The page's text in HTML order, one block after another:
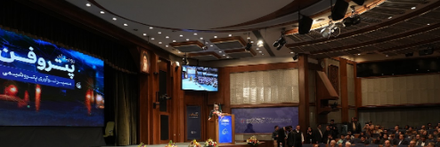
عباس سلیمی‌نمین - تحلیلگر مسائل سیاسی دکتر مراد عنادی -